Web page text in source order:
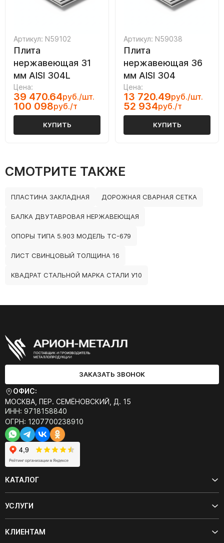
Артикул: N59102
Плита
нержавеющая 31
мм AISI 304L
Цена:
39 470.64руб./шт.
100 098руб./т
КУПИТЬ
Артикул: N59038
Плита
нержавеющая 36
мм AISI 304
Цена:
13 720.49руб./шт.
52 934руб./т
КУПИТЬ
СМОТРИТЕ ТАКЖЕ
ПЛАСТИНА ЗАКЛАДНАЯ ДОРОЖНАЯ СВАРНАЯ СЕТКА
БАЛКА ДВУТАВРОВАЯ НЕРЖАВЕЮЩАЯ
ОПОРЫ ТИПА 5.903 МОДЕЛЬ ТС-679
ЛИСТ СВИНЦОВЫЙ ТОЛЩИНА 16
КВАДРАТ СТАЛЬНОЙ МАРКА СТАЛИ У10
ЗАКАЗАТЬ ЗВОНОК
ОФИС:
МОСКВА, ПЕР. СЕМЁНОВСКИЙ, Д. 15
ИНН: 9718158840
ОГРН: 1207700238910
КАТАЛОГ
УСЛУГИ
КЛИЕНТАМ